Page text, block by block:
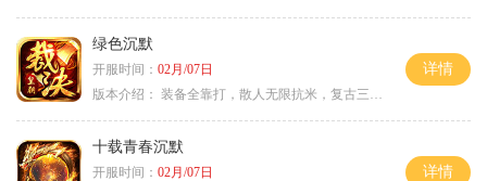
绿色沉默
开服时间： 02月/07日
版本介绍： 装备全靠打，散人无限抗米，复古三天合区
详情
十载青春沉默
开服时间： 02月/07日
详情